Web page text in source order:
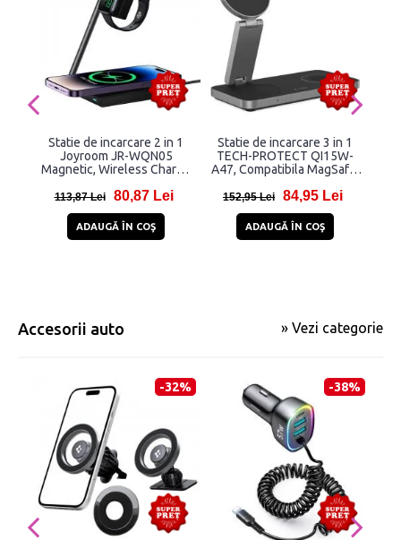
Statie de incarcare 2 in 1
Joyroom JR-WQN05
Magnetic, Wireless Charge
113,87 Lei 80,87 Lei
ADAUGĂ ÎN COŞ
Statie de incarcare 3 in 1
TECH-PROTECT QI15W-
A47, Compatibila MagSafe,
1m inclus, Negru
152,95 Lei 84,95 Lei
ADAUGĂ ÎN COŞ
Accesorii auto » Vezi categorie
-32% -38%